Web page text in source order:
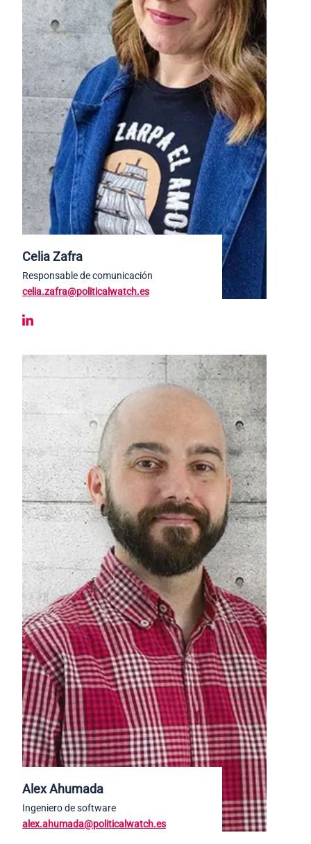
Celia Zafra
Responsable de comunicación
celia.zafra@politicalwatch.es
Alex Ahumada
Ingeniero de software
alex.ahumada@politicalwatch.es